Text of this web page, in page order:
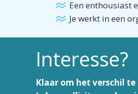
Een enthousiast
Je werkt in een
Interesse?
Klaar om het verschil